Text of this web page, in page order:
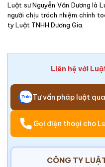
Luật sư Nguyễn Văn Dương là
người chịu trách nhiệm chính
ty Luật TNHH Dương Gia.
Liên hệ với
Tư vấn pháp luật
Gọi điện thoại cho
CÔNG TY